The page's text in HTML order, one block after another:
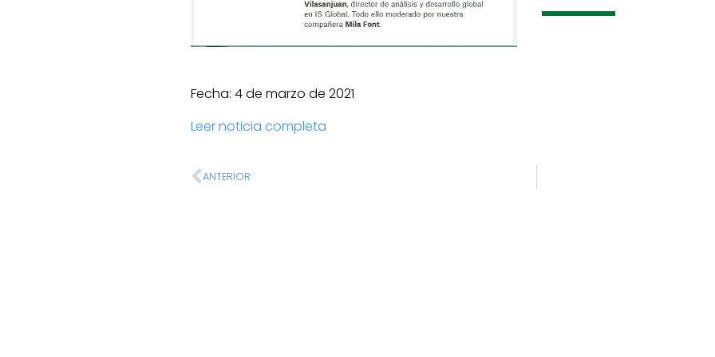
Fecha: 4 de marzo de 2021
Leer noticia completa
ANTERIOR